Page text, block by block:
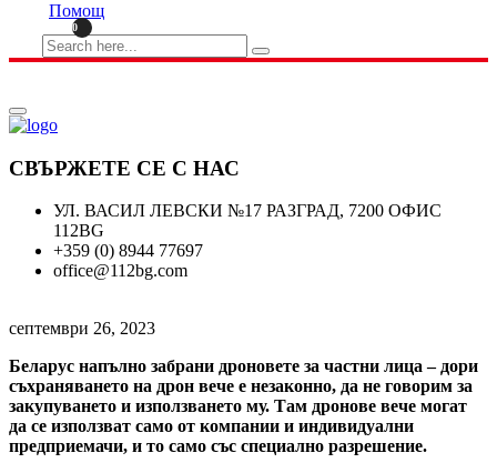
0
Помощ
СВЪРЖЕТЕ СЕ С НАС
УЛ. ВАСИЛ ЛЕВСКИ №17 РАЗГРАД, 7200 ОФИС
112BG
+359 (0) 8944 77697
office@112bg.com
септември 26, 2023
Беларус напълно забрани дроновете за частни лица – дори
съхраняването на дрон вече е незаконно, да не говорим за
закупуването и използването му. Там дронове вече могат
да се използват само от компании и индивидуални
предприемачи, и то само със специално разрешение.